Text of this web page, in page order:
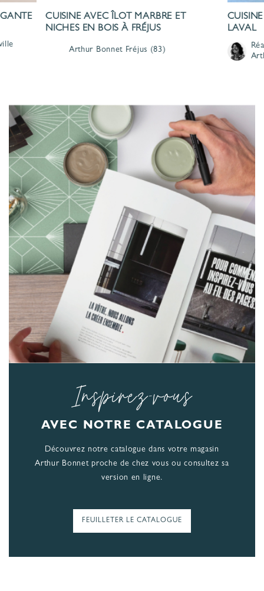
CUISINE AVEC ÎLOT MARBRE ET
NICHES EN BOIS À FRÉJUS
Arthur Bonnet Fréjus (83)
LAVAL
Inspirez-vous
AVEC NOTRE CATALOGUE
Découvrez notre catalogue dans votre magasin
Arthur Bonnet proche de chez vous ou consultez sa
version en ligne.
FEUILLETER LE CATALOGUE